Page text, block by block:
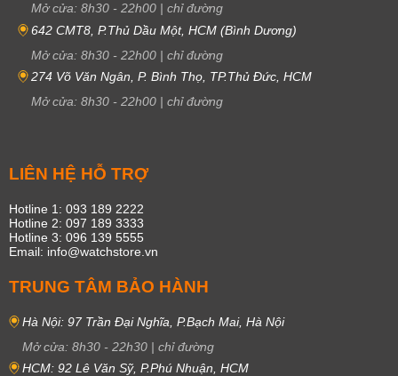
Mở cửa: 8h30 - 22h00 | chỉ đường
642 CMT8, P.Thủ Dầu Một, HCM (Bình Dương)
Mở cửa: 8h30 - 22h00 | chỉ đường
274 Võ Văn Ngân, P. Bình Thọ, TP.Thủ Đức, HCM
Mở cửa: 8h30 - 22h00 | chỉ đường
LIÊN HỆ HỖ TRỢ
Hotline 1: 093 189 2222
Hotline 2: 097 189 3333
Hotline 3: 096 139 5555
Email: info@watchstore.vn
TRUNG TÂM BẢO HÀNH
Hà Nội: 97 Trần Đại Nghĩa, P.Bạch Mai, Hà Nội
Mở cửa: 8h30 - 22h30 | chỉ đường
HCM: 92 Lê Văn Sỹ, P.Phú Nhuận, HCM